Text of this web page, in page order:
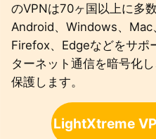
のVPNは70ヶ国以上に多
Android、Windows、Mac
Firefox、Edgeなどをサポ
ターネット通信を暗号化
保護します。
LightXtreme